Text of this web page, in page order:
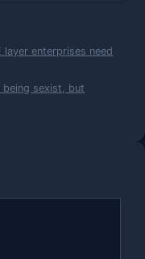
layer enterprises need
being sexist, but